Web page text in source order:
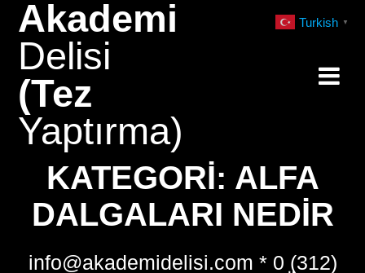
Akademi
Delisi
(Tez
Yaptırma)
KATEGORI: ALFA
DALGALARI NEDIR
info@akademidelisi.com * 0 (312)
Turkish ▼